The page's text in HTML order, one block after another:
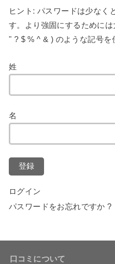
ヒント: パスワードは少なく
す。より強固にするために
" ? $ % ^ & ) のような記号を
姓
名
登録
ログイン
パスワードをお忘れですか ?
口コミについて